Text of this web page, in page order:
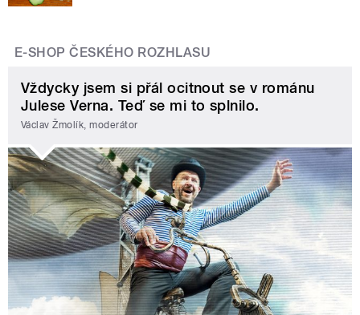
E-SHOP ČESKÉHO ROZHLASU
Vždycky jsem si přál ocitnout se v románu
Julese Verna. Teď se mi to splnilo.
Václav Žmolík, moderátor